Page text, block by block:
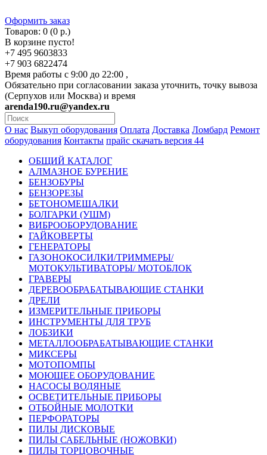
Оформить заказ
Товаров: 0 (0 р.)
В корзине пусто!
+7 495 9603833
+7 903 6822474
Время работы с 9:00 до 22:00 ,
Обязательно при согласовании заказа уточнить, точку вывоза
(Серпухов или Москва) и время
arenda190.ru@yandex.ru
О нас Выкуп оборудования Оплата Доставка Ломбард Ремонт
оборудования Контакты прайс скачать версия 44
ОБЩИЙ КАТАЛОГ
АЛМАЗНОЕ БУРЕНИЕ
БЕНЗОБУРЫ
БЕНЗОРЕЗЫ
БЕТОНОМЕШАЛКИ
БОЛГАРКИ (УШМ)
ВИБРООБОРУДОВАНИЕ
ГАЙКОВЕРТЫ
ГЕНЕРАТОРЫ
ГАЗОНОКОСИЛКИ/ТРИММЕРЫ/
МОТОКУЛЬТИВАТОРЫ/ МОТОБЛОК
ГРАВЕРЫ
ДЕРЕВООБРАБАТЫВАЮЩИЕ СТАНКИ
ДРЕЛИ
ИЗМЕРИТЕЛЬНЫЕ ПРИБОРЫ
ИНСТРУМЕНТЫ ДЛЯ ТРУБ
ЛОБЗИКИ
МЕТАЛЛООБРАБАТЫВАЮЩИЕ СТАНКИ
МИКСЕРЫ
МОТОПОМПЫ
МОЮЩЕЕ ОБОРУДОВАНИЕ
НАСОСЫ ВОДЯНЫЕ
ОСВЕТИТЕЛЬНЫЕ ПРИБОРЫ
ОТБОЙНЫЕ МОЛОТКИ
ПЕРФОРАТОРЫ
ПИЛЫ ДИСКОВЫЕ
ПИЛЫ САБЕЛЬНЫЕ (НОЖОВКИ)
ПИЛЫ ТОРЦОВОЧНЫЕ